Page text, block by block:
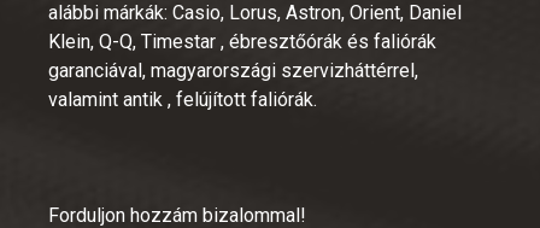
alábbi márkák: Casio, Lorus, Astron, Orient, Daniel
Klein, Q-Q, Timestar , ébresztőórák és faliórák
garanciával, magyarországi szervizháttérrel,
valamint antik , felújított faliórák.
Forduljon hozzám bizalommal!